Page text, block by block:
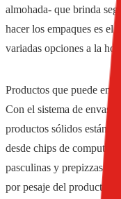
almohada- que brinda
hacer los empaques es
variadas opciones a la
Productos que puede
Con el sistema de
productos sólidos
desde chips de
pasculinas y prepizzas.
por pesaje del producto;